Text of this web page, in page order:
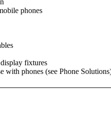
phones
fixtures
with phones (see Phone